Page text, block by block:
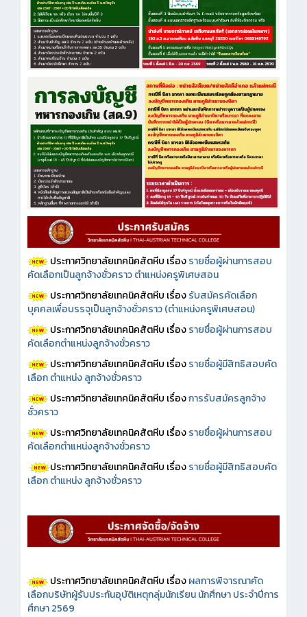
ประกาศวิทยาลัยเทคนิคสัตหีบ เรื่องรายชื่อผู้ผ่านการสอบ
คัดเลือกเป็นลูกจ้างชั่วคราว ตำแหน่งครูพิเศษสอน
ประกาศวิทยาลัยเทคนิคสัตหีบ เรื่องรับสมัครคัดเลือก
บุคคลเพื่อบรรจุเป็นลูกจ้างชั่วคราว (ตำแหน่งครูพิเศษสอน)
ประกาศวิทยาลัยเทคนิคสัตหีบ เรื่องรายชื่อผู้ผ่านการสอบ
คัดเลือกตำแหน่งลูกจ้างชั่วคราว
ประกาศวิทยาลัยเทคนิคสัตหีบ เรื่องรายชื่อผู้มีสิทธิสอบคัด
เลือก ตำแหน่ง ลูกจ้างชั่วคราว
ประกาศวิทยาลัยเทคนิคสัตหีบ เรื่องการรับสมัครลูกจ้าง
ชั่วคราว
ประกาศวิทยาลัยเทคนิคสัตหีบ เรื่องรายชื่อผู้ผ่านการสอบ
คัดเลือกตำแหน่งลูกจ้างชั่วคราว
ประกาศวิทยาลัยเทคนิคสัตหีบ เรื่องรายชื่อผู้มีสิทธิสอบคัด
เลือก ตำแหน่ง ลูกจ้างชั่วคราว
ประกาศวิทยาลัยเทคนิคสัตหีบ เรื่องผลการพิจารณาคัด
เลือกบริษัทผู้รับประกันอุบัติเหตุกลุ่มนักเรียน นักศึกษา ประจำปีการ
ศึกษา 2569